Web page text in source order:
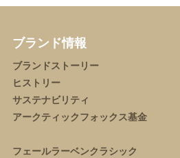
ブランド情報
ブランドストーリー
ヒストリー
サステナビリティ
アークティックフォックス基金
フェールラーベンクラシック